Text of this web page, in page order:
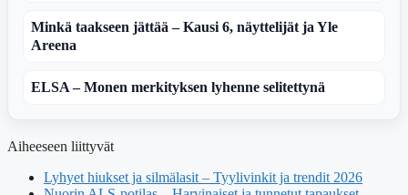
Minkä taakseen jättää – Kausi 6, näyttelijät ja Yle
Areena
ELSA – Monen merkityksen lyhenne selitettynä
Aiheeseen liittyvät
Lyhyet hiukset ja silmälasit – Tyylivinkit ja trendit 2026